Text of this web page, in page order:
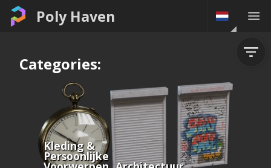
Poly Haven
Categories:
Kleding &
Persoonlijke